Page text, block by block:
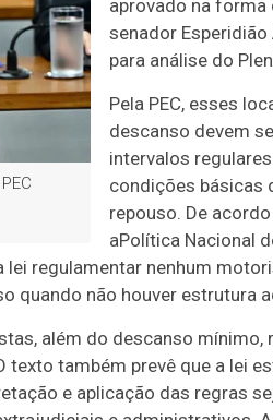
aprovado na
senador Esperidião
para análise do
Pela PEC, esses
descanso devem
intervalos
condições básicas
repouso. De
aPolítica Nacional
lei regulamentar nenhum
quando não houver estrutura
além do descanso mínimo,
também prevê que a lei
e aplicação das regras